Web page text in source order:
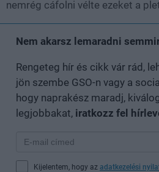
nemrég cáfolni vélte ezeket a
Nem akarsz lemaradni
Rengeteg hír és cikk vár rád,
jön szembe GSO-n vagy a
hogy naprakész maradj,
legjobbakat, iratkozz fel
Kijelentem, hogy az adatkezelési